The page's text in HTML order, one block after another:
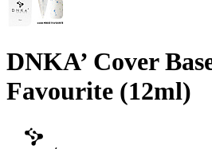
DNKA’ Cover
Favourite (12ml)